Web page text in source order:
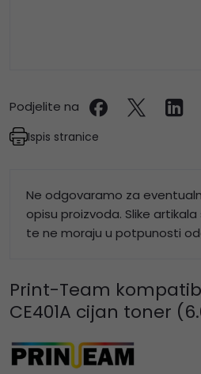
Podjelite na
Ispis stranice
Ne odgovaramo za
opisu proizvoda. Slike
te ne moraju u potpunosti
Print-Team
CE401A cijan toner